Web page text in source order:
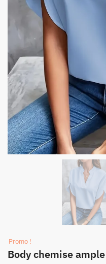
Promo !
Body chemise